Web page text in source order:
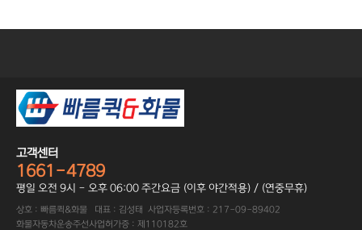
고객센터
1661-4789
평일 오전 9시 - 오후 06:00 주간요금 (이후 야간적용) / (연중무휴)
상호 : 빠름퀵&화물 대표 : 김성태 사업자등록번호 : 217-09-89402
화물자동차운송주선사업허가증 : 제110182호